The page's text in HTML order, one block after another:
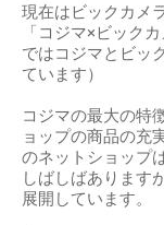
現在はビックカメ
「コジマ×ビック
ではコジマとビッ
ています）
コジマの最大の特
ョップの商品の充
のネットショップ
しばしばあります
展開しています。